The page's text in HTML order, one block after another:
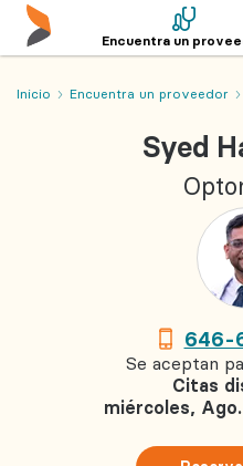
Encuentra un
Inicio Encuentra un proveedor
Syed
646-
Se aceptan
Citas
miércoles, Ago.